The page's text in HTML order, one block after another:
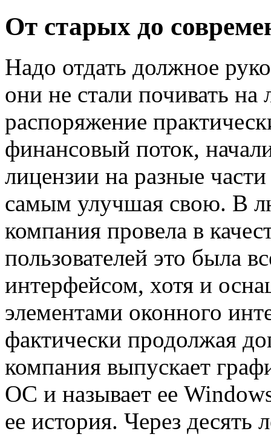
От старых до
Надо отдать должное
они не стали почивать на
распоряжение
финансовый поток,
лицензии на разные
самым улучшая свою. В
компания провела в
пользователей это была
интерфейсом, хотя и
элементами оконного
фактически продолжая
компания выпускает
ОС и называет ее
ее история. Через десять